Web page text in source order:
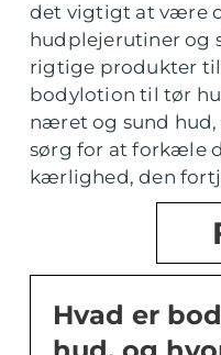
det vigtigt at være
hudplejerutiner og
rigtige produkter til
bodylotion til tør
næret og sund hud,
sørg for at forkæle
kærlighed, den
Hvad er